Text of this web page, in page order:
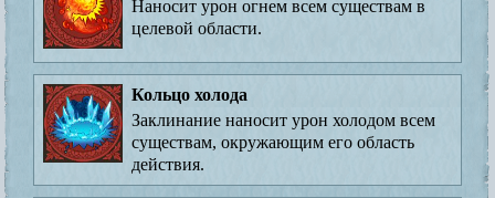
Наносит урон огнем всем существам в
целевой области.
Кольцо холода
Заклинание наносит урон холодом всем
существам, окружающим его область
действия.